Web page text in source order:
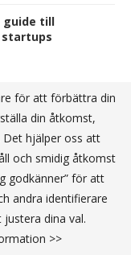
guide till
för att förbättra din
din åtkomst,
Det hjälper oss att
och smidig åtkomst
godkänner” för att
andra identifierare
dina val.
>>